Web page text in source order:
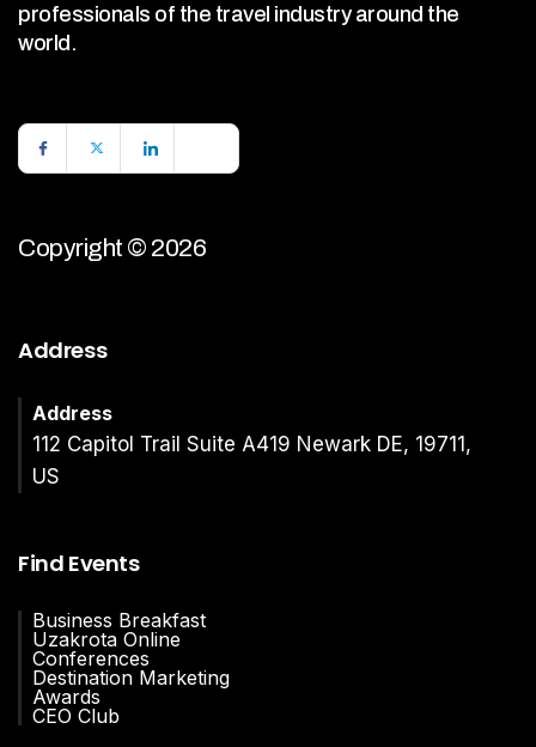
professionals of the travel industry around the
world.
Copyright © 2026
Address
Address
112 Capitol Trail Suite A419 Newark DE, 19711,
US
Find Events
Business Breakfast
Uzakrota Online
Conferences
Destination Marketing
Awards
CEO Club